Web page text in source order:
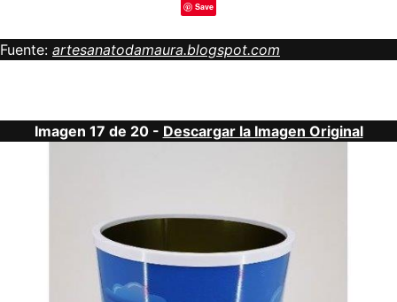
Save
Fuente: artesanatodamaura.blogspot.com
Imagen 17 de 20 - Descargar la Imagen Original